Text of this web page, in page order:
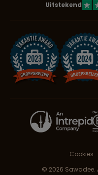
Uitstekend
Cookies
© 2026 Sawadee.